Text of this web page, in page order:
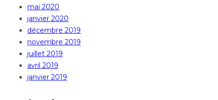
mai 2020
janvier 2020
décembre 2019
novembre 2019
juillet 2019
avril 2019
janvier 2019